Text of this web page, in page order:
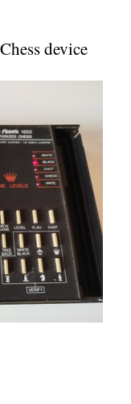
device